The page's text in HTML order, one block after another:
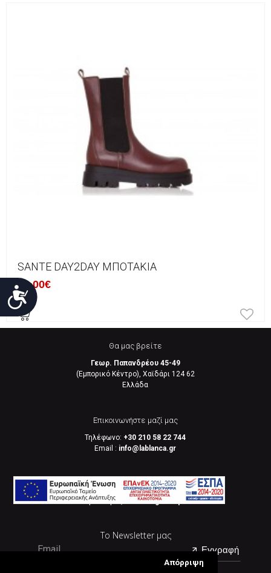
Προσιτότητα
Απόρριψη
SANTE DAY2DAY ΜΠΟΤΆΚΙΑ
59.00€
Θα μας βρείτε
Γεωρ. Παπανδρέου 45-49
(Εμπορικό Κέντρο), Χαϊδάρι 124 62
Eλλάδα
Επικοινωνήστε μαζί μας
Τηλέφωνο: +30 210 58 22 744
Email : info@lablanca.gr
Google Maps
Βρείτε μας στοGoogle Maps
Το Newsletter μας
Εγγραφή